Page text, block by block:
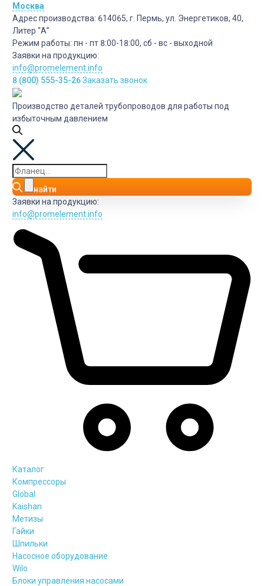
Москва
Адрес производства: 614065, г. Пермь, ул. Энергетиков, 40,
Литер “А”
Режим работы: пн - пт 8:00-18:00, сб - вс - выходной
Заявки на продукцию:
info@promelement.info
8 (800) 555-35-26Заказать звонок
Производство деталей трубопроводов для работы под
избыточным давлением
найти
Заявки на продукцию:
info@promelement.info
Каталог
Компрессоры
Global
Kaishan
Метизы
Гайки
Шпильки
Насосное оборудование
Wilo
Блоки управления насосами